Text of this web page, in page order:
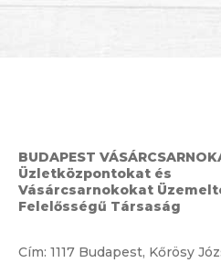
BUDAPEST
Üzletközpontokat és
Vásárcsarnokokat
Felelősségű Társaság
Cím: 1117 Budapest, Kőrösy